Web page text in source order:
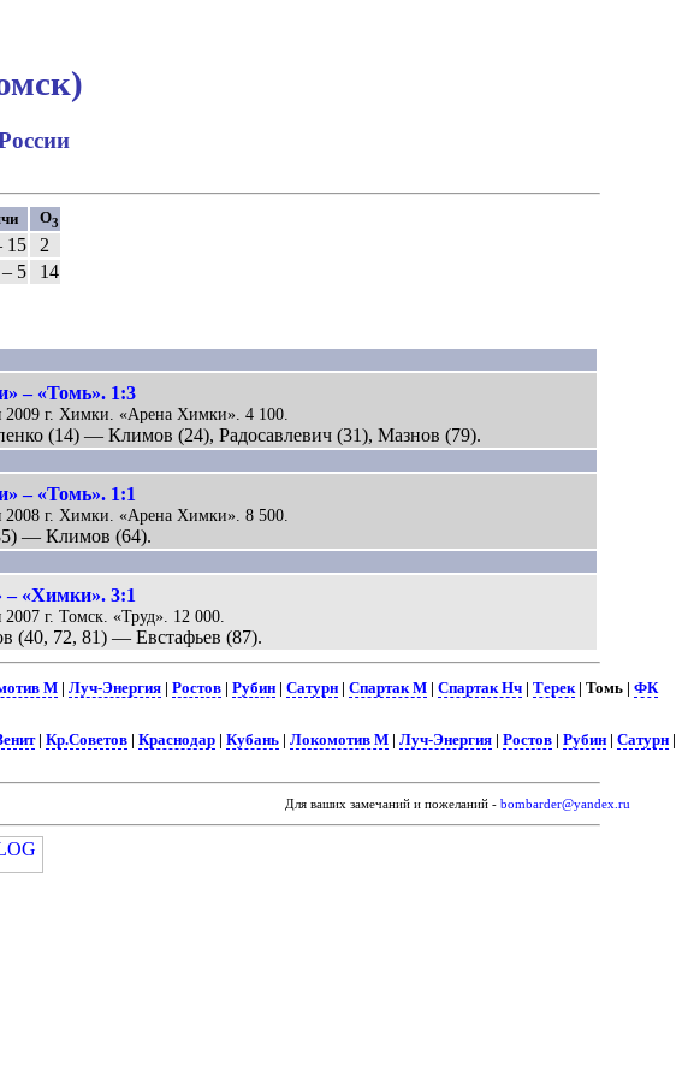
О3
15
2
5 14
– «Томь». 1:3
2009 г. Химки. «Арена Химки». 4 100.
(14) — Климов (24), Радосавлевич (31), Мазнов (79).
– «Томь». 1:1
2008 г. Химки. «Арена Химки». 8 500.
— Климов (64).
– «Химки». 3:1
2007 г. Томск. «Труд». 12 000.
(40, 72, 81) — Евстафьев (87).
М| Луч-Энергия| Ростов| Рубин| Сатурн| Спартак М| Спартак Нч| Терек| Томь | ФК
| Кр.Советов| Краснодар| Кубань| Локомотив М| Луч-Энергия| Ростов| Рубин| Сатурн|
Для ваших замечаний и пожеланий - bombarder@yandex.ru